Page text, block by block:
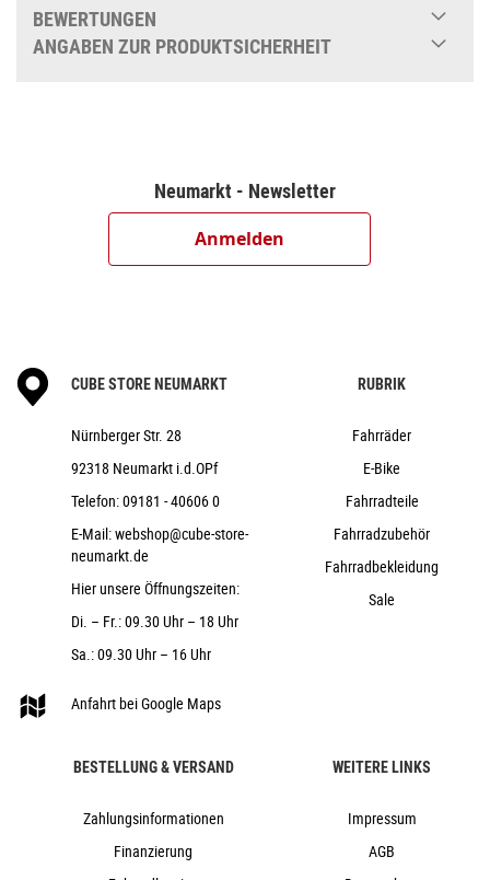
Shimano DH-3D32, Hub Dynamo, QR
ACID D762TSE, 32H, 6-Bolt, QR
ACID Icon
ACID Mudguard Rear Light PRO-D, 6V, AC
ACID 26"
ACID 26"
15,8 kg
lizard´n´blue
26"
Cube
>26", Fahrräder, Kinder & Jugend
2026
Scheibenbremse hydraulisch
ja
BEWERTUNGEN
ANGABEN ZUR PRODUKTSICHERHEIT
Neumarkt - Newsletter
Anmelden
CUBE STORE NEUMARKT
Nürnberger Str. 28
92318 Neumarkt i.d.OPf
Telefon:09181 - 40606 0
E-Mail:webshop@cube-store-
neumarkt.de
Hier unsere Öffnungszeiten:
Di. – Fr.: 09.30 Uhr – 18 Uhr
Sa.: 09.30 Uhr – 16 Uhr
Anfahrt bei Google Maps
RUBRIK
Fahrräder
E-Bike
Fahrradteile
Fahrradzubehör
Fahrradbekleidung
Sale
BESTELLUNG & VERSAND
Zahlungsinformationen
Finanzierung
WEITERE LINKS
Impressum
AGB